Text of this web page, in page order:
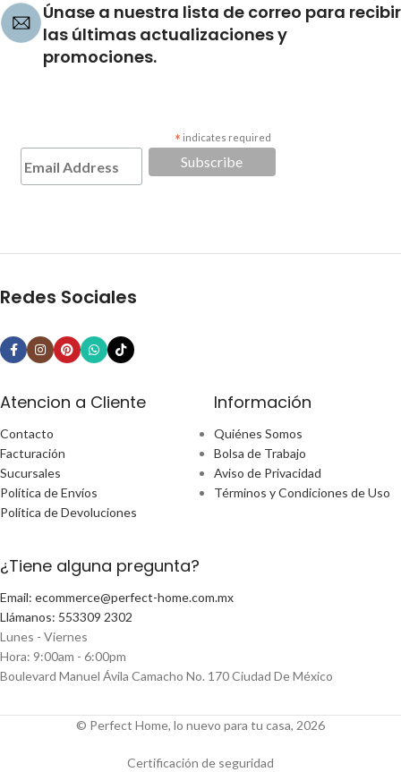
Únase a nuestra lista de correo para recibir
las últimas actualizaciones y
promociones.
* indicates required
Redes Sociales
Atencion a Cliente
Contacto
Facturación
Sucursales
Política de Envíos
Política de Devoluciones
Información
Quiénes Somos
Bolsa de Trabajo
Aviso de Privacidad
Términos y Condiciones de Uso
¿Tiene alguna pregunta?
Email: ecommerce@perfect-home.com.mx
Llámanos: 553309 2302
Lunes - Viernes
Hora: 9:00am - 6:00pm
Boulevard Manuel Ávila Camacho No. 170 Ciudad De México
© Perfect Home, lo nuevo para tu casa, 2026
Certificación de seguridad